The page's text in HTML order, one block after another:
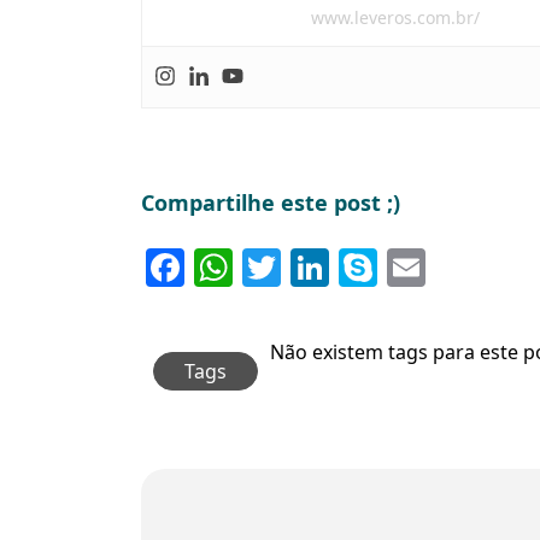
www.leveros.com.br/
Compartilhe este post ;)
Facebook
WhatsApp
Twitter
LinkedIn
Skype
Tags
Não existem tags para este